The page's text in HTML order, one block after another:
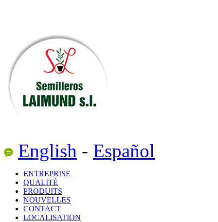
English - Español
ENTREPRISE
QUALITÉ
PRODUITS
NOUVELLES
CONTACT
LOCALISATION